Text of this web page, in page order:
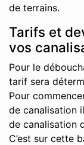
de terrains.
Tarifs et
vos
Pour le
tarif sera
Pour
de canalisation
de canalisation
C’est sur cette